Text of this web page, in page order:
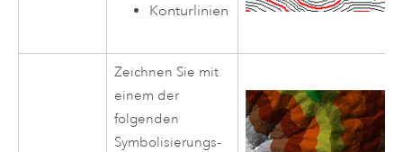
Konturlinien
Zeichnen Sie mit
einem der
folgenden
Symbolisierungs-